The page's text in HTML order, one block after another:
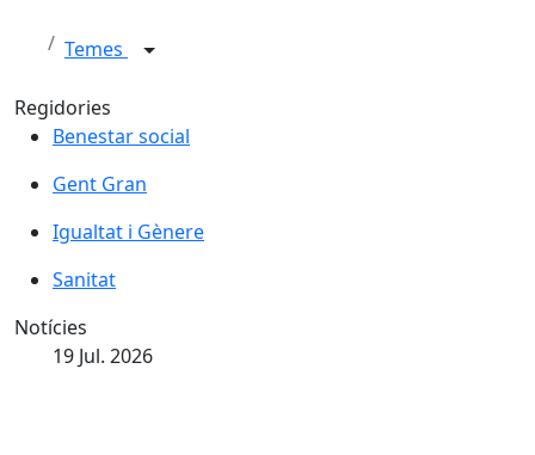
Temes
Regidories
Benestar social
Gent Gran
Igualtat i Gènere
Sanitat
Notícies
19 Jul. 2026